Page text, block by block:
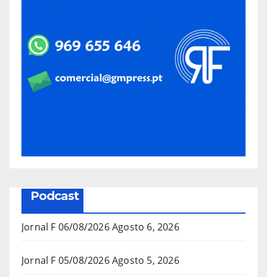
Podcast
Jornal F 06/08/2026Agosto 6, 2026
Jornal F 05/08/2026Agosto 5, 2026